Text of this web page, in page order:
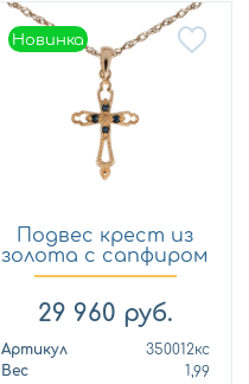
Новинка
Новинка
Подвес крест из
золота с сапфиром
Кло...
29 960 руб.
Артикул
350012кс
Вес
1,99